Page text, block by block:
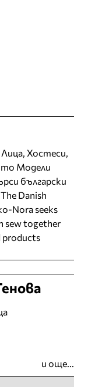
Хостеси,
Модели
български
Danish
Nora seeks
sew together
products
и още...